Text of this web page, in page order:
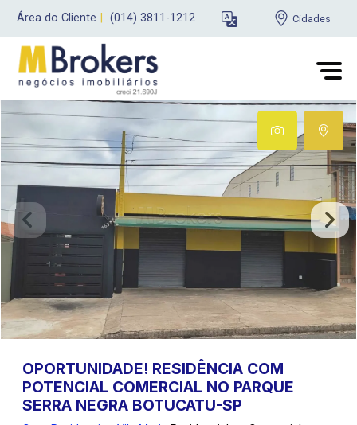
Área do Cliente (014) 3811-1212 Cidades
OPORTUNIDADE! RESIDÊNCIA COM
POTENCIAL COMERCIAL NO PARQUE
SERRA NEGRA BOTUCATU-SP